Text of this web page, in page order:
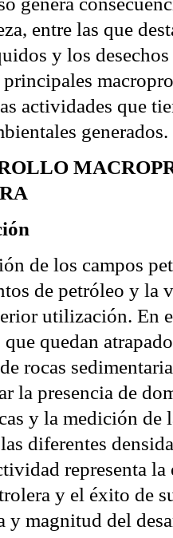
entre las que
y los
actividades que
generados.
de los campos
de petróleo y la
utilización. En
quedan
rocas
la presencia de
y la medición de
diferentes
representa la
y el éxito de
y magnitud del